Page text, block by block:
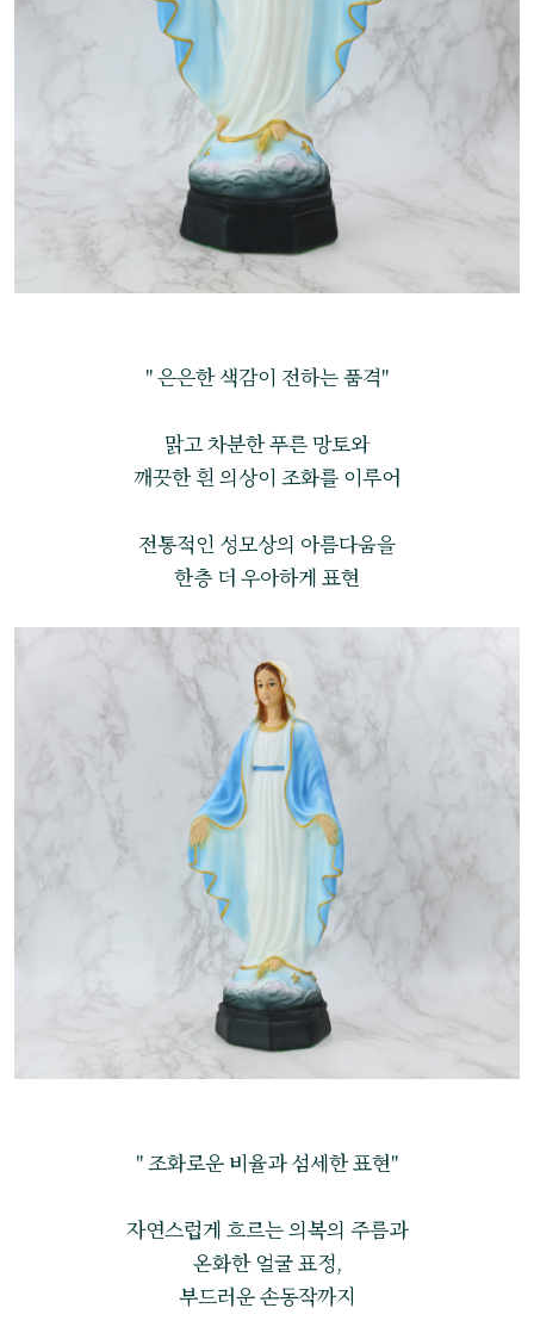
" 은은한 색감이 전하는 품격"
맑고 차분한 푸른 망토와
깨끗한 흰 의상이 조화를 이루어
전통적인 성모상의 아름다움을
한층 더 우아하게 표현
" 조화로운 비율과 섬세한 표현"
자연스럽게 흐르는 의복의 주름과
온화한 얼굴 표정,
부드러운 손동작까지